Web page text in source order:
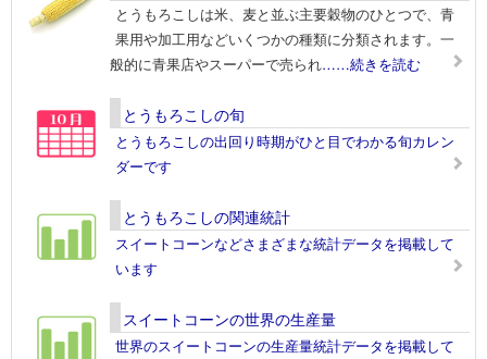
とうもろこしは米、麦と並ぶ主要穀物のひとつで、青
果用や加工用などいくつかの種類に分類されます。一
般的に青果店やスーパーで売られ……続きを読む
とうもろこしの旬
とうもろこしの出回り時期がひと目でわかる旬カレン
ダーです
とうもろこしの関連統計
スイートコーンなどさまざまな統計データを掲載して
います
スイートコーンの世界の生産量
世界のスイートコーンの生産量統計データを掲載して